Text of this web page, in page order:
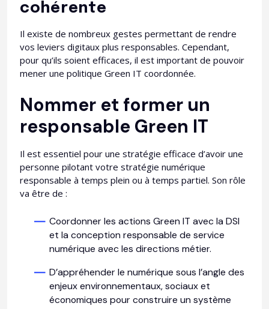
cohérente
Il existe de nombreux gestes permettant de rendre
vos leviers digitaux plus responsables. Cependant,
pour qu’ils soient efficaces, il est important de pouvoir
mener une politique Green IT coordonnée.
Nommer et former un
responsable Green IT
Il est essentiel pour une stratégie efficace d’avoir une
personne pilotant votre stratégie numérique
responsable à temps plein ou à temps partiel. Son rôle
va être de :
Coordonner les actions Green IT avec la DSI
et la conception responsable de service
numérique avec les directions métier.
D’appréhender le numérique sous l’angle des
enjeux environnementaux, sociaux et
économiques pour construire un système